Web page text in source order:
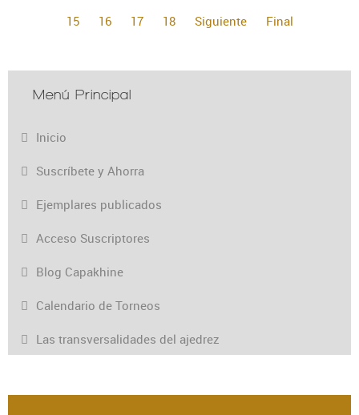
15
16 17 18 Siguiente Final
Menú Principal
Inicio
Suscríbete y Ahorra
Ejemplares publicados
Acceso Suscriptores
Blog Capakhine
Calendario de Torneos
Las transversalidades del ajedrez